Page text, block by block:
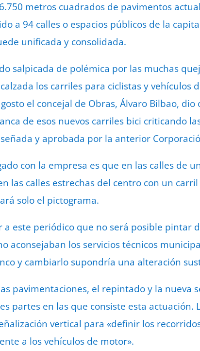
metros cuadrados de pavimentos
a 94 calles o espacios públicos de la
unificada y consolidada.
salpicada de polémica por las muchas
los carriles para ciclistas y vehículos
el concejal de Obras, Álvaro Bilbao,
de esos nuevos carriles bici criticando
y aprobada por la anterior
con la empresa es que en las calles de
las calles estrechas del centro con un
solo el pictograma.
a este periódico que no será posible pintar
aconsejaban los servicios técnicos
y cambiarlo supondría una alteración
pavimentaciones, el repintado y la nueva
partes en las que consiste esta actuación.
vertical para «definir los
a los vehículos de motor».